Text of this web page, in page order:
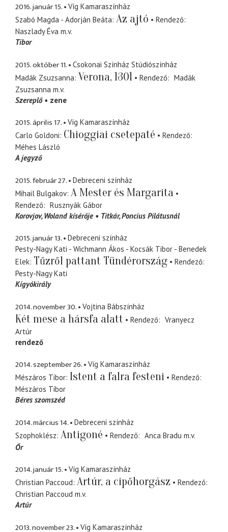
2016. január 15.
Víg Kamaraszínház
Szabó Magda - Adorján Beáta Az ajtó
Rendező
Naszlady Éva m.v.
Tibor
2015. október 11.
Csokonai Színház Stúdiószínház
Madák Zsuzsanna Verona, 1301 Rendező
Madák
Zsuzsanna m.v.
Szereplő
zene
2015. április 17.
Víg Kamaraszínház
Carlo Goldoni Chioggiai csetepaté
Rendező
Méhes László
A jegyző
2015. február 27.
Debreceni színház
Mihail Bulgakov A Mester és Margarita
Rendező
Rusznyák Gábor
Korovjov Woland kísérője Titkár Poncius Pilátusnál
2015. január 13.
Debreceni színház
Pesty-Nagy Kati - Wichmann Ákos - Kocsák Tibor - Benedek
Elek Tűzről pattant Tündérország
Rendező
Pesty-Nagy Kati
Kígyókirály
2014. november 30. Vojtina Bábszínház
Két mese a hársfa alatt Rendező
Vranyecz
Artúr
rendező
2014. szeptember 26.
Víg Kamaraszínház
Mészáros Tibor Istent a falra festeni
Rendező
Mészáros Tibor
Béres szomszéd
2014. március 14.
Debreceni színház
Szophoklész Antigoné Rendező Anca Bradu m.v.
Őr
2014. január 15.
Víg Kamaraszínház
Christian Paccoud Artúr, a cipőhorgász
Rendező
Christian Paccoud m.v.
Artúr
2013. november 23. Víg Kamaraszínház